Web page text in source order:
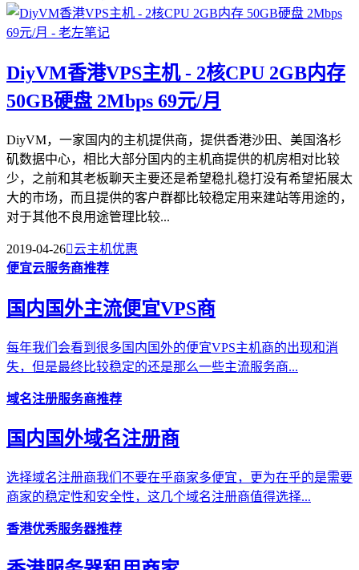
DiyVM香港VPS主机 - 2核CPU 2GB内存
50GB硬盘 2Mbps 69元/月
DiyVM，一家国内的主机提供商，提供香港沙田、美国洛杉
矶数据中心，相比大部分国内的主机商提供的机房相对比较
少，之前和其老板聊天主要还是希望稳扎稳打没有希望拓展太
大的市场，而且提供的客户群都比较稳定用来建站等用途的，
对于其他不良用途管理比较...
2019-04-26云主机优惠
便宜云服务商推荐
国内国外主流便宜VPS商
每年我们会看到很多国内国外的便宜VPS主机商的出现和消
失，但是最终比较稳定的还是那么一些主流服务商...
域名注册服务商推荐
国内国外域名注册商
选择域名注册商我们不要在乎商家多便宜，更为在乎的是需要
商家的稳定性和安全性，这几个域名注册商值得选择...
香港优秀服务器推荐